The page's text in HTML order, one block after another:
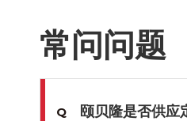
常问问题
Q 颐贝隆是否供应